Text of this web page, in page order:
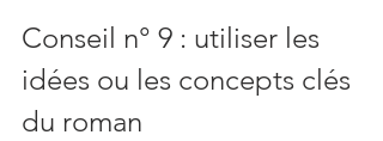
Conseil n° 9 : utiliser les
idées ou les concepts clés
du roman